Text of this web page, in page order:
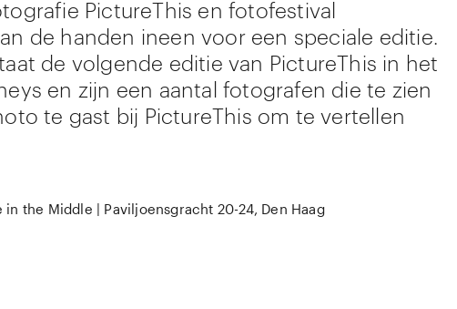
PictureThis en fotofestival
de handen ineen voor een speciale editie.
de volgende editie van PictureThis in het
en zijn een aantal fotografen die te zien
te gast bij PictureThis om te vertellen
in the Middle | Paviljoensgracht 20-24, Den Haag